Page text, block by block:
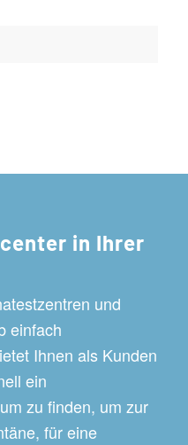
in Ihrer
und
einfach
Ihnen als Kunden
ein
zu finden, um zur
für eine